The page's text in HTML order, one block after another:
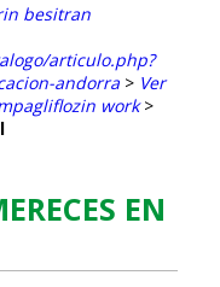
besitran
articulo.php?
andorra > Ver
work>
EN